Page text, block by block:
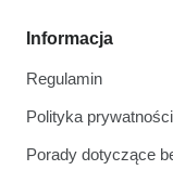
Informacja
Regulamin
Polityka prywatności
Porady dotyczące